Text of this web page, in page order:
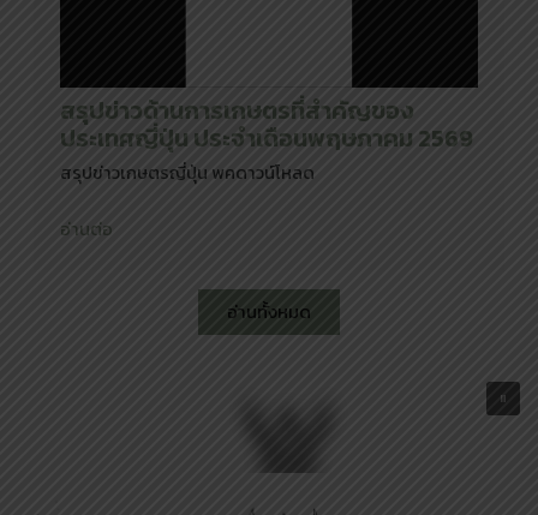
สรุปข่าวด้านการเกษตรที่สำคัญของ
ประเทศญี่ปุ่น ประจำเดือนพฤษภาคม 2569
สรุปข่าวเกษตรญี่ปุ่น พคดาวน์โหลด
อ่านต่อ
อ่านทั้งหมด